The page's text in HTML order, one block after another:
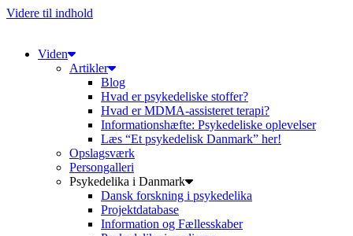
Videre til indhold
Viden
Artikler
Blog
Hvad er psykedeliske stoffer?
Hvad er MDMA-assisteret terapi?
Informationshæfte: Psykedeliske oplevelser
Læs “Et psykedelisk Danmark” her!
Opslagsværk
Persongalleri
Psykedelika i Danmark
Dansk forskning i psykedelika
Projektdatabase
Information og Fællesskaber